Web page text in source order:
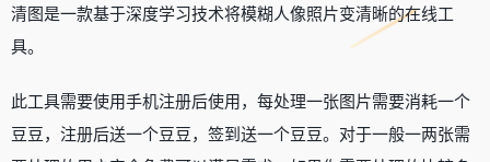
清图是一款基于深度学习技术将模糊人像照片变清晰的在线工
具。
此工具需要使用手机注册后使用，每处理一张图片需要消耗一个
豆豆，注册后送一个豆豆，签到送一个豆豆。对于一般一两张需